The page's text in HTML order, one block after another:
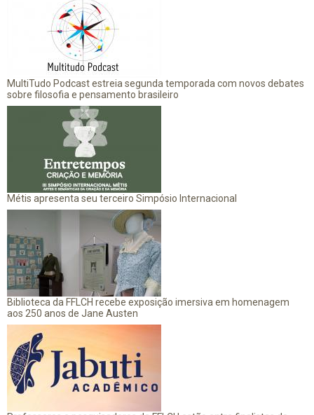
MultiTudo Podcast estreia segunda temporada com novos debates
sobre filosofia e pensamento brasileiro
Métis apresenta seu terceiro Simpósio Internacional
Biblioteca da FFLCH recebe exposição imersiva em homenagem
aos 250 anos de Jane Austen